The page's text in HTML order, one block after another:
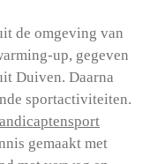
de omgeving van
up, gegeven
Duiven. Daarna
sportactiviteiten.
gemaakt met